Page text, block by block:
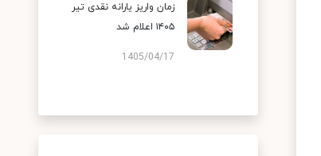
زمان واریز یارانه نقدی تیر
۱۴۰۵ اعلام شد
1405/04/17